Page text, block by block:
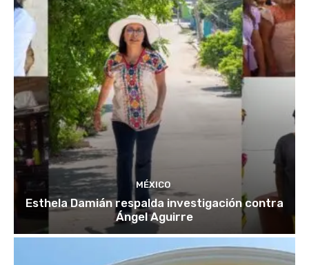
MÉXICO
Esthela Damián respalda investigación contra
Ángel Aguirre